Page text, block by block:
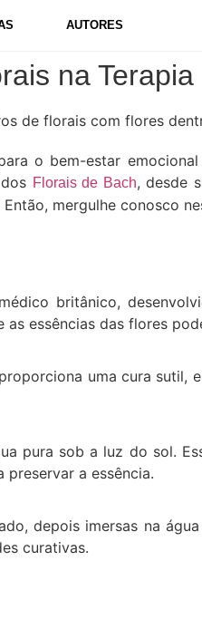
AUTORES
na
o bem-estar
Florais de Bach, desde
Então, mergulhe conosco
britânico,
essências das flores
uma cura sutil,
pura sob a luz do sol.
preservar a essência.
depois imersas na
curativas.